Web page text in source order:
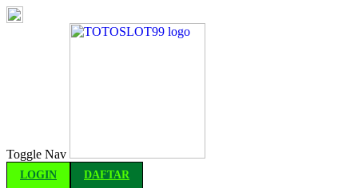
Toggle Nav
LOGIN DAFTAR